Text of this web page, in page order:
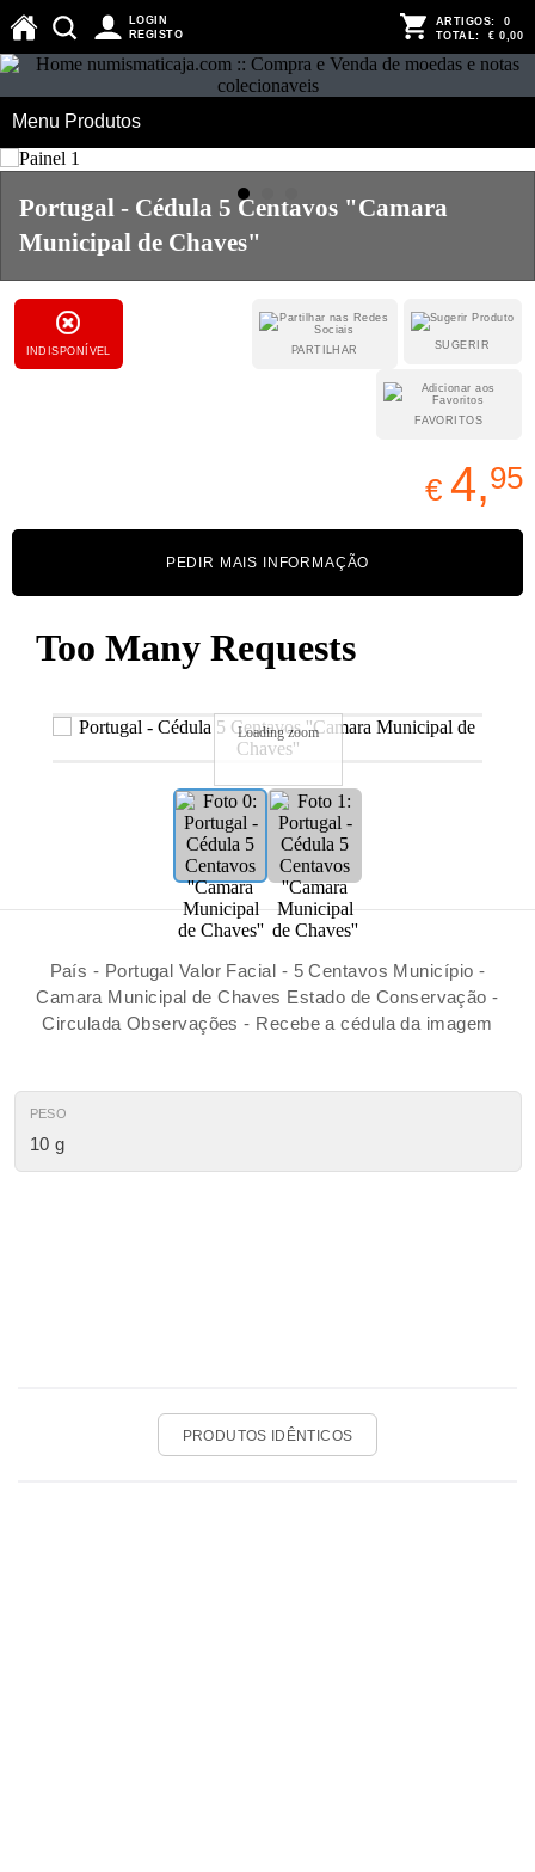
LOGIN
REGISTO
ARTIGOS: 0
TOTAL: € 0,00
Menu Produtos
Portugal - Cédula 5 Centavos "Camara
Municipal de Chaves"
INDISPONÍVEL SUGERIR
PARTILHAR
FAVORITOS
€ 4,95
PEDIR MAIS INFORMAÇÃO
Loading zoom
País - Portugal Valor Facial - 5 Centavos Município -
Camara Municipal de Chaves Estado de Conservação -
Circulada Observações - Recebe a cédula da imagem
PESO
10 g
PRODUTOS IDÊNTICOS